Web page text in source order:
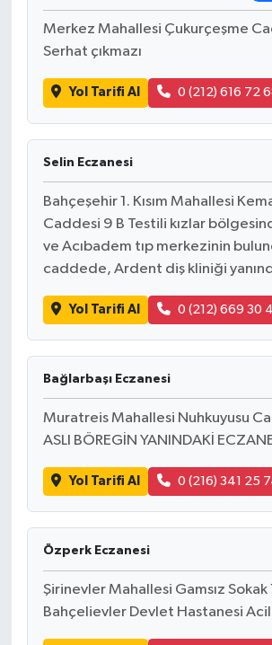
Merkez Mahallesi Çukurçeşme
Serhat çıkmazı
Yol Tarifi Al 0 (212) 616 72
Selin Eczanesi
Bahçeşehir 1. Kısım Mahallesi
Caddesi 9 B Testili kızlar
ve Acıbadem tıp merkezinin
caddede, Ardent diş kliniği
Yol Tarifi Al 0 (212) 669 30
Bağlarbaşı Eczanesi
Muratreis Mahallesi Nuhkuyusu
ASLI BÖREGİN YANINDAKİ
Yol Tarifi Al 0 (216) 341 25
Özperk Eczanesi
Şirinevler Mahallesi Gamsız Sokak
Bahçelievler Devlet Hastanesi Acil